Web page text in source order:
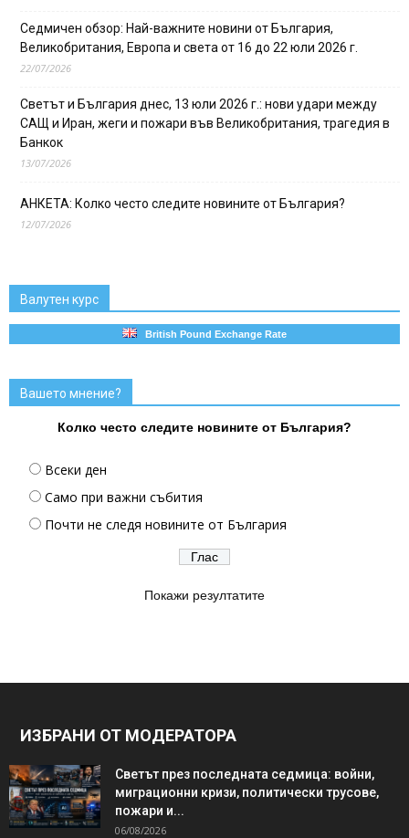
Седмичен обзор: Най-важните новини от България,
Великобритания, Европа и света от 16 до 22 юли 2026 г.
22/07/2026
Светът и България днес, 13 юли 2026 г.: нови удари между
САЩ и Иран, жеги и пожари във Великобритания, трагедия в
Банкок
13/07/2026
АНКЕТА: Колко често следите новините от България?
12/07/2026
Валутен курс
British Pound Exchange Rate
Вашето мнение?
Колко често следите новините от България?
Всеки ден
Само при важни събития
Почти не следя новините от България
Покажи резултатите
ИЗБРАНИ ОТ МОДЕРАТОРА
Светът през последната седмица: войни,
миграционни кризи, политически трусове,
пожари и...
06/08/2026